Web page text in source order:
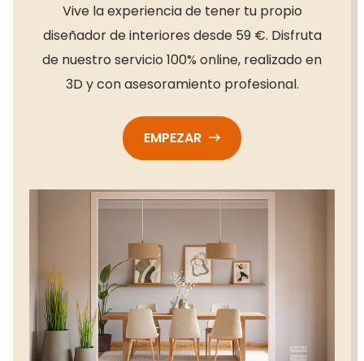
Vive la experiencia de tener tu propio
diseñador de interiores desde 59 €. Disfruta
de nuestro servicio 100% online, realizado en
3D y con asesoramiento profesional.
EMPEZAR